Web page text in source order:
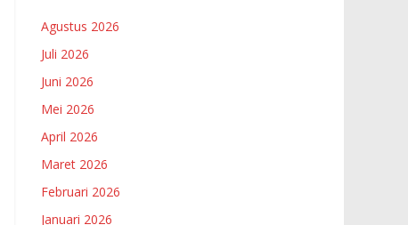
Agustus 2026
Juli 2026
Juni 2026
Mei 2026
April 2026
Maret 2026
Februari 2026
Januari 2026